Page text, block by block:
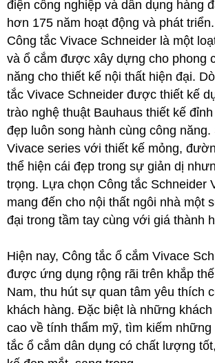
điện công nghiệp và dân dụng hàng
hơn 175 năm hoạt động và phát triển.
Công tắc Vivace Schneider là một
và ổ cắm được xây dựng cho phong
năng cho thiết kế nội thất hiện đại.
tắc Vivace Schneider được thiết kế
trào nghệ thuật Bauhaus thiết kế
đẹp luôn song hành cùng công năng.
Vivace series với thiết kế mỏng,
thể hiện cái đẹp trong sự giản dị
trọng. Lựa chọn Công tắc Schneider
mang đến cho nội thất ngôi nhà một
đại trong tầm tay cùng với giá thành
Hiện nay, Công tắc ổ cắm Vivace
được ứng dụng rộng rãi trên khắp
Nam, thu hút sự quan tâm yêu thích
khách hàng. Đặc biệt là những
cao về tính thẩm mỹ, tìm kiếm những
tắc ổ cắm dân dụng có chất lượng